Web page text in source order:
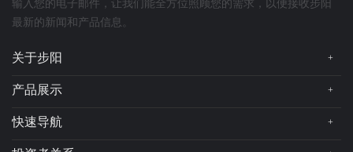
输入您的电子邮件，让我们能全方位照顾您的需求，以便接收步阳
最新的新闻和产品信息。
关于步阳 +
公司简介
产品展示 +
步阳轮毂
快速导航 +